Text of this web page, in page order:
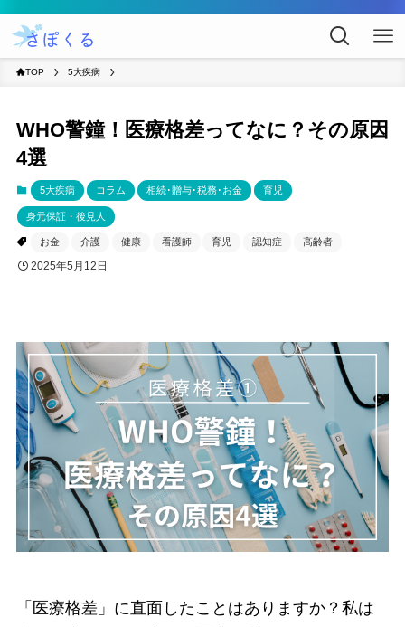
TOP 5大疾病
WHO警鐘！医療格差ってなに？その原因
4選
5大疾病 コラム 相続･贈与･税務･お金 育児
身元保証・後見人
お金 介護 健康 看護師 育児 認知症 高齢者
2025年5月12日
「医療格差」に直面したことはありますか？私は